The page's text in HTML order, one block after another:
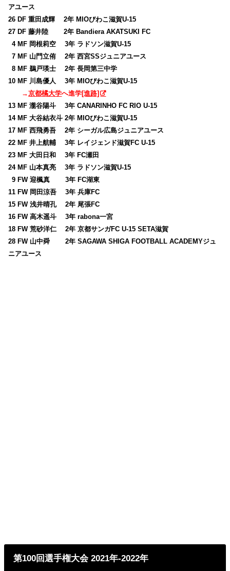
アユース
26 DF 重田成輝 2年 MIOびわこ滋賀U-15
27 DF 藤井陸 2年 Bandiera AKATSUKI FC
04 MF 岡根莉空 3年 ラドソン滋賀U-15
07 MF 山門立侑 2年 西宮SSジュニアユース
08 MF 鵜戸瑛士 2年 長岡第三中学
10 MF 川島優人 3年 MIOびわこ滋賀U-15
→京都橘大学へ進学[進路]
13 MF 瀧谷陽斗 3年 CANARINHO FC RIO U-15
14 MF 大谷結衣斗 2年 MIOびわこ滋賀U-15
17 MF 西飛勇吾 2年 シーガル広島ジュニアユース
22 MF 井上航輔 3年 レイジェンド滋賀FC U-15
23 MF 大田日和 3年 FC瀬田
24 MF 山本真亮 3年 ラドソン滋賀U-15
09 FW 迎楓真 3年 FC湖東
11 FW 岡田涼吾 3年 兵庫FC
15 FW 浅井晴孔 2年 尾張FC
16 FW 高木遥斗 3年 rabona一宮
18 FW 荒砂洋仁 2年 京都サンガFC U-15 SETA滋賀
28 FW 山中舜 2年 SAGAWA SHIGA FOOTBALL ACADEMYジュ
ニアユース
第100回選手権大会 2021年-2022年